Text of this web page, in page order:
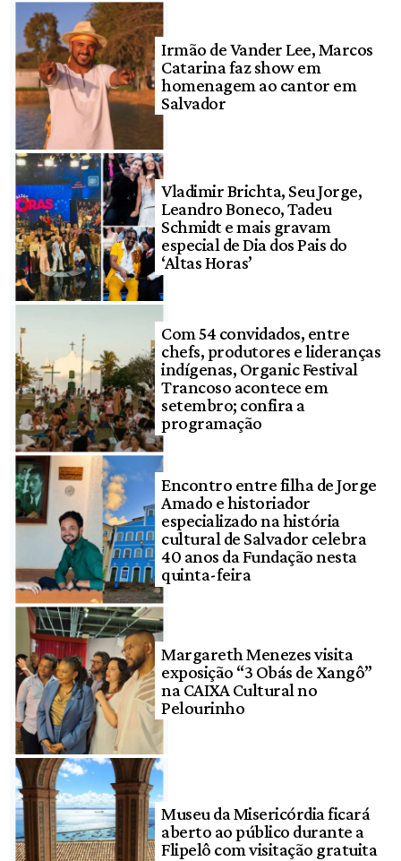
Irmão de Vander Lee, Marcos
Catarina faz show em
homenagem ao cantor em
Salvador
Vladimir Brichta, Seu Jorge,
Leandro Boneco, Tadeu
Schmidt e mais gravam
especial de Dia dos Pais do
‘Altas Horas’
Com 54 convidados, entre
chefs, produtores e lideranças
indígenas, Organic Festival
Trancoso acontece em
setembro; confira a
programação
Encontro entre filha de Jorge
Amado e historiador
especializado na história
cultural de Salvador celebra
40 anos da Fundação nesta
quinta-feira
Margareth Menezes visita
exposição “3 Obás de Xangô”
na CAIXA Cultural no
Pelourinho
Museu da Misericórdia ficará
aberto ao público durante a
Flipelô com visitação gratuita